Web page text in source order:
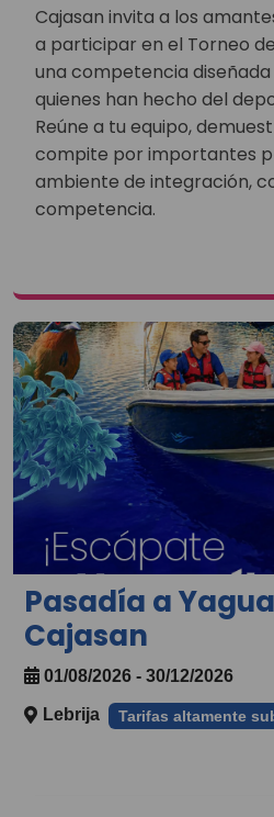
Cajasan invita a los
a participar en el Torneo
una competencia
quienes han hecho del
Reúne a tu equipo,
compite por importantes
ambiente de integración,
competencia.
Pasadía a
Cajasan
01/08/2026 - 30/12/2026
Lebrija Tarifas altamente